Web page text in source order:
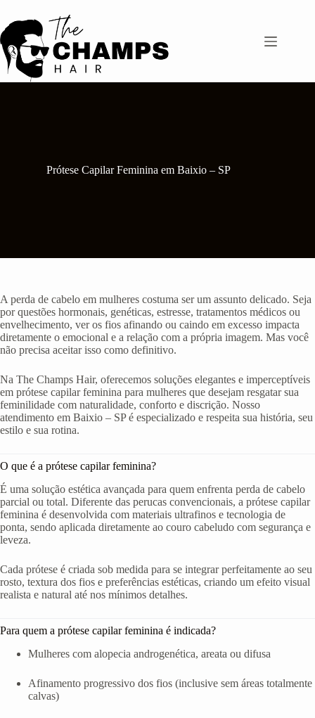
para
o
conteúdo
Prótese Capilar Feminina em Baixio – SP
A perda de cabelo em mulheres costuma ser um assunto delicado. Seja
por questões hormonais, genéticas, estresse, tratamentos médicos ou
envelhecimento, ver os fios afinando ou caindo em excesso impacta
diretamente o emocional e a relação com a própria imagem. Mas você
não precisa aceitar isso como definitivo.
Na The Champs Hair, oferecemos soluções elegantes e imperceptíveis
em prótese capilar feminina para mulheres que desejam resgatar sua
feminilidade com naturalidade, conforto e discrição. Nosso
atendimento em Baixio – SP é especializado e respeita sua história, seu
estilo e sua rotina.
O que é a prótese capilar feminina?
É uma solução estética avançada para quem enfrenta perda de cabelo
parcial ou total. Diferente das perucas convencionais, a prótese capilar
feminina é desenvolvida com materiais ultrafinos e tecnologia de
ponta, sendo aplicada diretamente ao couro cabeludo com segurança e
leveza.
Cada prótese é criada sob medida para se integrar perfeitamente ao seu
rosto, textura dos fios e preferências estéticas, criando um efeito visual
realista e natural até nos mínimos detalhes.
Para quem a prótese capilar feminina é indicada?
Mulheres com alopecia androgenética, areata ou difusa
Afinamento progressivo dos fios (inclusive sem áreas totalmente
calvas)